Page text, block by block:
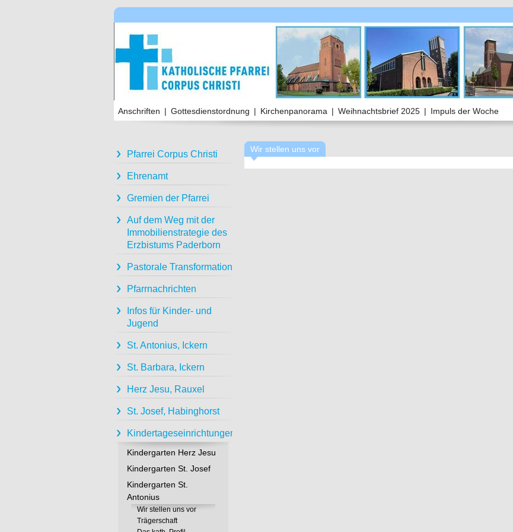
Anschriften | Gottesdienstordnung | Kirchenpanorama | Weihnachtsbrief 2025 | Impuls der Woche
Pfarrei Corpus Christi
Ehrenamt
Gremien der Pfarrei
Auf dem Weg mit der
Immobilienstrategie des
Erzbistums Paderborn
Pastorale Transformation
Pfarrnachrichten
Infos für Kinder- und
Jugend
St. Antonius, Ickern
St. Barbara, Ickern
Herz Jesu, Rauxel
St. Josef, Habinghorst
Kindertageseinrichtungen
Kindergarten Herz Jesu
Kindergarten St. Josef
Kindergarten St.
Antonius
Wir stellen uns vor
Trägerschaft
Wir stellen uns vor